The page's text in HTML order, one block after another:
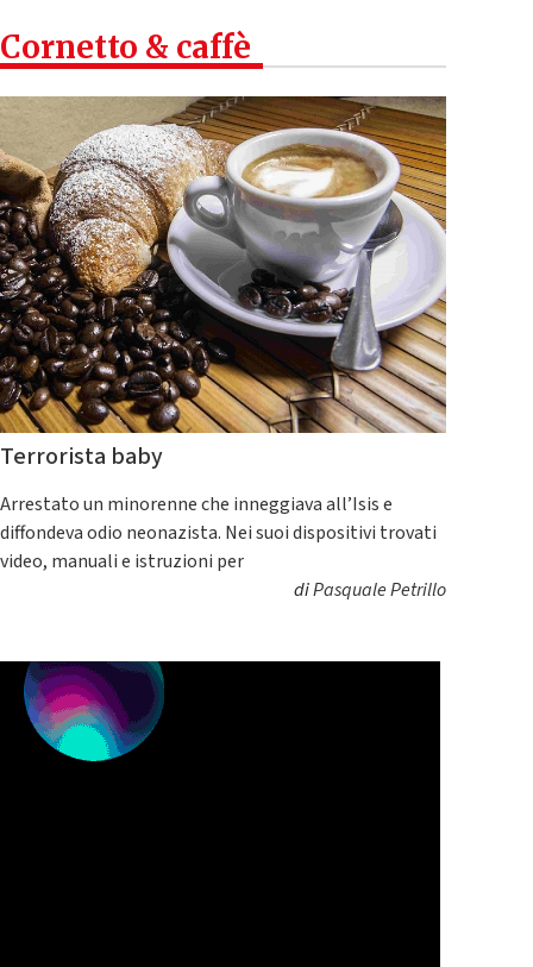
Cornetto & caffè
Terrorista baby
Arrestato un minorenne che inneggiava all’Isis e
diffondeva odio neonazista. Nei suoi dispositivi trovati
video, manuali e istruzioni per
diPasquale Petrillo